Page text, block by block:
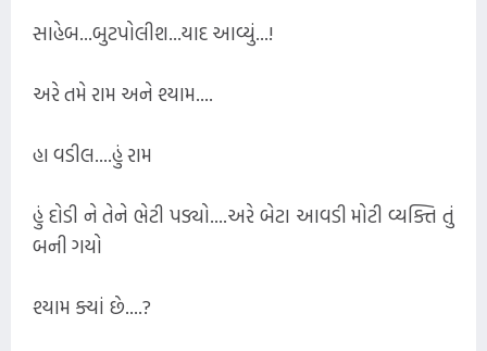
સાહેબ...બુટપોલીશ...યાદ આવ્યું...!
અરે તમે રામ અને શ્યામ....
હા વડીલ....હું રામ
હું દોડી ને તેને ભેટી પડ્યો....અરે બેટા આવડી મોટી વ્યક્તિ તું
બની ગયો
શ્યામ ક્યાં છે....?